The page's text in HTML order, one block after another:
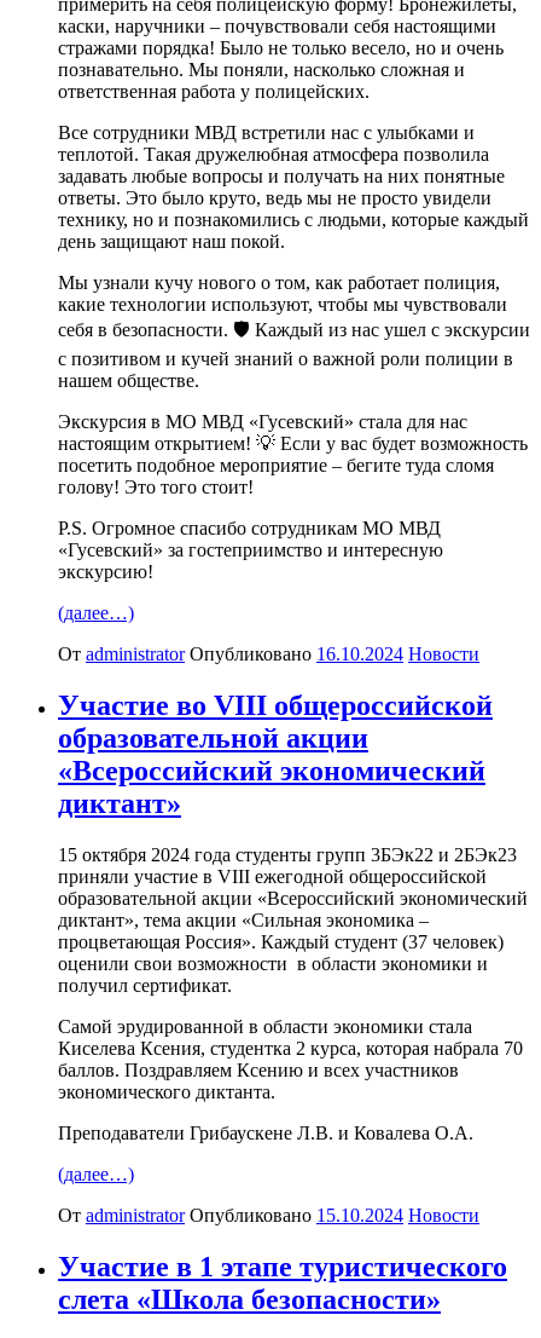
каски, наручники – почувствовали себя настоящими
стражами порядка! Было не только весело, но и очень
познавательно. Мы поняли, насколько сложная и
ответственная работа у полицейских.
Все сотрудники МВД встретили нас с улыбками и
теплотой. Такая дружелюбная атмосфера позволила
задавать любые вопросы и получать на них понятные
ответы. Это было круто, ведь мы не просто увидели
технику, но и познакомились с людьми, которые каждый
день защищают наш покой.
Мы узнали кучу нового о том, как работает полиция,
какие технологии используют, чтобы мы чувствовали
себя в безопасности. 🛡 Каждый из нас ушел с экскурсии
с позитивом и кучей знаний о важной роли полиции в
нашем обществе.
Экскурсия в МО МВД «Гусевский» стала для нас
настоящим открытием! 💡 Если у вас будет возможность
посетить подобное мероприятие – бегите туда сломя
голову! Это того стоит!
P.S. Огромное спасибо сотрудникам МО МВД
«Гусевский» за гостеприимство и интересную
экскурсию!
(далее…)
От administrator Опубликовано 16.10.2024 Новости
Участие во VIII общероссийской
образовательной акции
«Всероссийский экономический
диктант»
15 октября 2024 года студенты групп 3БЭк22 и 2БЭк23
приняли участие в VIII ежегодной общероссийской
образовательной акции «Всероссийский экономический
диктант», тема акции «Сильная экономика –
процветающая Россия». Каждый студент (37 человек)
оценили свои возможности в области экономики и
получил сертификат.
Самой эрудированной в области экономики стала
Киселева Ксения, студентка 2 курса, которая набрала 70
баллов. Поздравляем Ксению и всех участников
экономического диктанта.
Преподаватели Грибаускене Л.В. и Ковалева О.А.
(далее…)
От administrator Опубликовано 15.10.2024 Новости
Участие в 1 этапе туристического
слета «Школа безопасности»